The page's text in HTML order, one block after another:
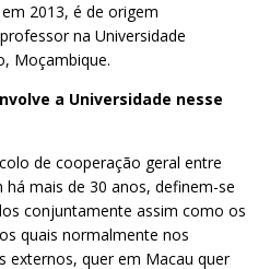
2013, é de origem
na Universidade
Moçambique.
a Universidade nesse
de cooperação geral entre
mais de 30 anos, definem-se
conjuntamente assim como os
quais normalmente nos
externos, quer em Macau quer